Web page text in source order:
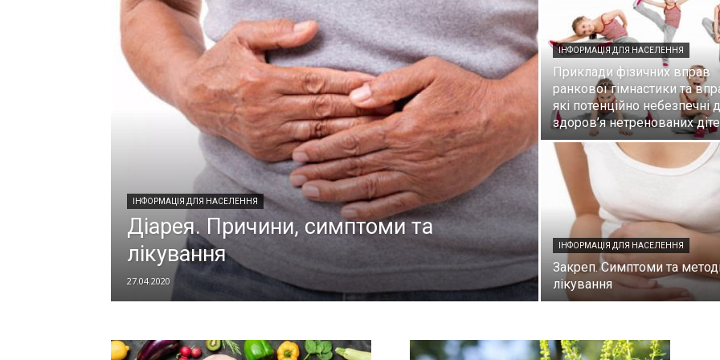
ІНФОРМАЦІЯ ДЛЯ НАСЕЛЕННЯ
Діарея. Причини, симптоми та
лікування
27.04.2020
ІНФОРМАЦІЯ ДЛЯ НАСЕЛЕННЯ
Приклади фізичних вправ
ранкової гімнастики та
які потенційно небезпечні
здоров’я нетренованих
ІНФОРМАЦІЯ ДЛЯ НАСЕЛЕННЯ
Закреп. Симптоми та
лікування